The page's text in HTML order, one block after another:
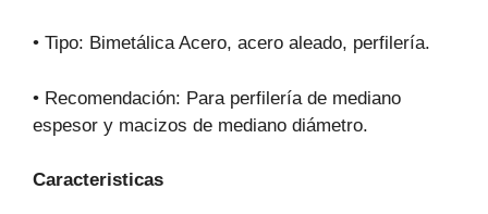
• Tipo: Bimetálica Acero, acero aleado, perfilería.
• Recomendación: Para perfilería de mediano
espesor y macizos de mediano diámetro.
Caracteristicas